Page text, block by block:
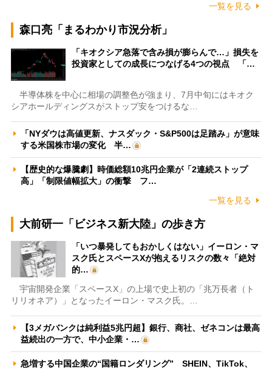
一覧を見る
森口亮「まるわかり市況分析」
「キオクシア急落で含み損が膨らんで…」損失を
投資家としての成長につなげる4つの視点 「…
半導体株を中心に相場の調整色が強まり、7月中旬にはキオク
シアホールディングスがストップ安をつけるな…
「NYダウは高値更新、ナスダック・S&P500は足踏み」が意味
する米国株市場の変化 半…
【歴史的な爆騰劇】時価総額10兆円企業が「2連続ストップ
高」「制限値幅拡大」の衝撃 フ…
一覧を見る
大前研一「ビジネス新大陸」の歩き方
「いつ暴発してもおかしくはない」イーロン・マ
スク氏とスペースXが抱えるリスクの数々「絶対
的…
宇宙開発企業「スペースX」の上場で史上初の「兆万長者（ト
リリオネア）」となったイーロン・マスク氏。…
【3メガバンクは純利益5兆円超】銀行、商社、ゼネコンは最高
益続出の一方で、中小企業・…
急増する中国企業の“国籍ロンダリング” SHEIN、TikTok、